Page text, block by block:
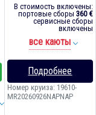
В стоимость включены:
портовые сборы 360 €
сервисные сборы
включены
все каюты
Подробнее
Номер круиза: 19610-
MR20260926NAPNAP